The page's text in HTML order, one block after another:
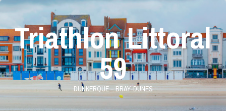
Skip
contentTriathlon Littoral
59
DUNKERQUE – BRAY-DUNES